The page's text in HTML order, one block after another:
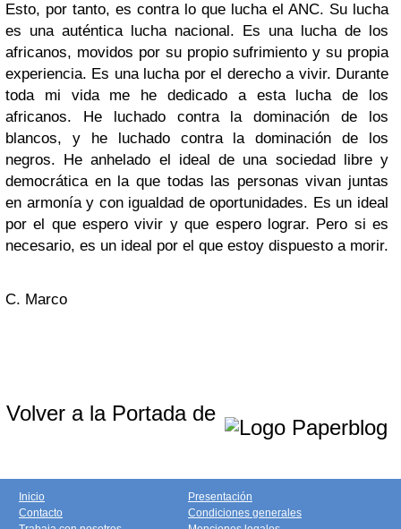
Esto, por tanto, es contra lo que lucha el ANC. Su lucha
es una auténtica lucha nacional. Es una lucha de los
africanos, movidos por su propio sufrimiento y su propia
experiencia. Es una lucha por el derecho a vivir. Durante
toda mi vida me he dedicado a esta lucha de los
africanos. He luchado contra la dominación de los
blancos, y he luchado contra la dominación de los
negros. He anhelado el ideal de una sociedad libre y
democrática en la que todas las personas vivan juntas
en armonía y con igualdad de oportunidades. Es un ideal
por el que espero vivir y que espero lograr. Pero si es
necesario, es un ideal por el que estoy dispuesto a morir.
C. Marco
Volver a la Portada de
Inicio
Contacto
Presentación
Condiciones generales